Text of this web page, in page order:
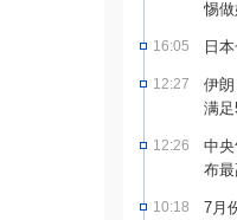
惕
16:05 日
12:27
伊
满
12:26
中
布
10:18 7月